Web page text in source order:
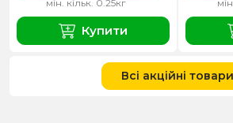
мін. кільк. 0.25кг
Купити
Всі акційні товари